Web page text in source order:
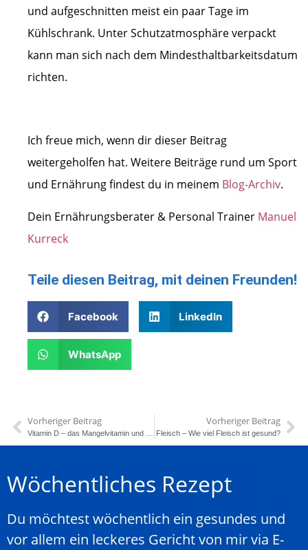
und aufgeschnitten meist ein paar Tage im
Kühlschrank. Unter Schutzatmosphäre verpackt
kann man sich nach dem Mindesthaltbarkeitsdatum
richten.
Ich freue mich, wenn dir dieser Beitrag
weitergeholfen hat. Weitere Beiträge rund um Sport
und Ernährung findest du in meinem Blog-Archiv.
Dein Ernährungsberater & Personal Trainer Manuel
Kurreck
Teile diesen Beitrag, mit deinen Freunden!
Facebook LinkedIn
WhatsApp
Vorheriger Beitrag Vorheriger Beitrag
Fleisch – Wie viel Fleisch ist gesund?
Wöchentliches Rezept
Du möchtest wöchentlich ein gesundes und
vor allem ein leckeres Gericht von mir via E-